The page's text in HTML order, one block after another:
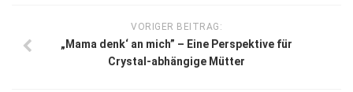
VORIGER BEITRAG:
„Mama denk‘ an mich” – Eine Perspektive für
Crystal-abhängige Mütter